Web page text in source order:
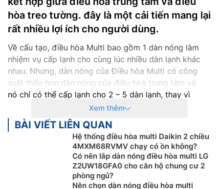
hòa treo tường. đây là một cải tiến mang lại
rất nhiều lợi ích cho người dùng.
Về cấu tạo, điều hòa Multi bao gồm 1 dàn nóng làm
nhiệm vụ cấp lạnh cho cùng lúc nhiều dàn lạnh khác
nhau. Nhưng, dàn nóng của Điều hòa Multi có công
suất thấp hơn dàn nóng của điều hoà trung tâm và
nó chỉ có thể cấp lạnh cho 2 – 5 dàn lạnh, thay vì
nhiều dàn lạnh như dàn nóng của
Điều Hòa Multi thường được người sử dụng cho những
căn hộ chung cư nhiều phong, hoặc những nơi không
có nhiều không gian để lắp đặt dàn nóng.
Cơ chế hoạt động của Điều hòa Multi:
có cơ chế hoạt động như những chiếc
Xem thêm
BÀI VIẾT LIÊN QUAN
Hệ thống điều hòa multi Daikin 2 chiều
4MXM68RVMV chạy có ồn không?
Có nên lắp dàn nóng điều hòa multi LG
Z2UW18GFA0 cho căn hộ chung cư 2
phòng ngủ?
Nên chọn dàn nóng điều hòa multi